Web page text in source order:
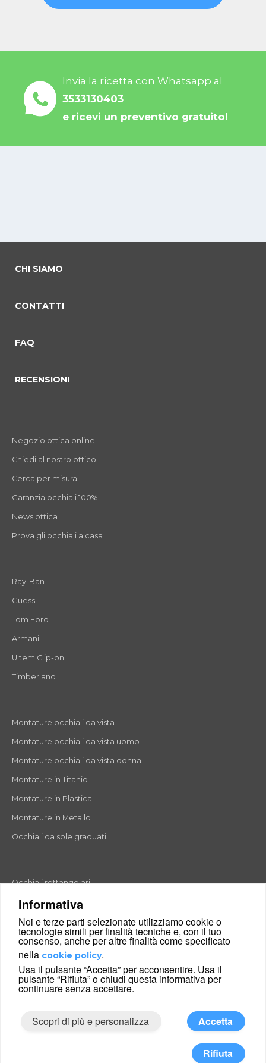
Informativa
Noi e terze parti selezionate utilizziamo cookie o
tecnologie simili per finalità tecniche e, con il tuo
consenso, anche per altre finalità come specificato
nella cookie policy.
Usa il pulsante “Accetta” per acconsentire. Usa il
pulsante “Rifiuta” o chiudi questa informativa per
continuare senza accettare.
Scopri di più e personalizza Accetta
Rifiuta
Invia la ricetta con Whatsapp al
3533130403
e ricevi un preventivo gratuito!
CHI SIAMO
CONTATTI
FAQ
RECENSIONI
Negozio ottica online
Chiedi al nostro ottico
Cerca per misura
Garanzia occhiali 100%
News ottica
Prova gli occhiali a casa
Ray-Ban
Guess
Tom Ford
Armani
Ultem Clip-on
Timberland
Montature occhiali da vista
Montature occhiali da vista uomo
Montature occhiali da vista donna
Montature in Titanio
Montature in Plastica
Montature in Metallo
Occhiali da sole graduati
Occhiali rettangolari
Occhiali rotondi
Occhiali a goccia
Occhiali a farfalla
Occhiali esagonali
Occhiali cat-eyes
© 2026 Glance24 Ltd. and its affiliates. All right reserved.